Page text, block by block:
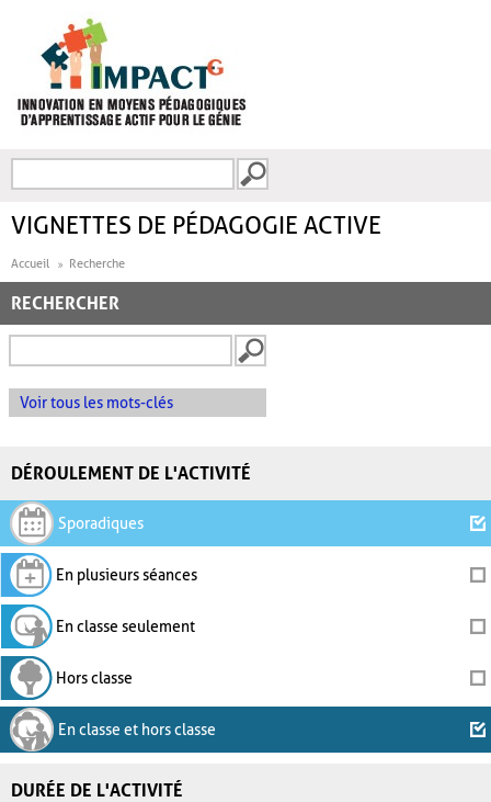
FORMULAIRE DE
VIGNETTES DE PÉDAGOGIE ACTIVE
Accueil Recherche
RECHERCHER
Voir tous les mots-clés
DÉROULEMENT DE L'ACTIVITÉ
Sporadiques
En plusieurs séances
En classe seulement
Hors classe
En classe et hors classe
DURÉE DE L'ACTIVITÉ